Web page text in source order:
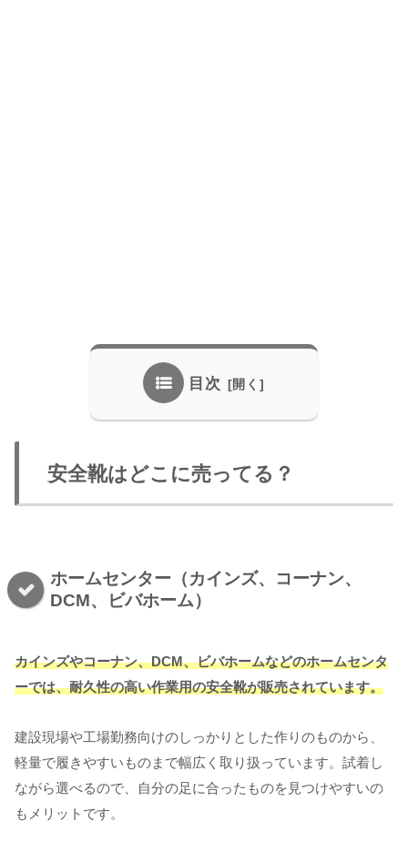
目次
安全靴はどこに売ってる？
ホームセンター（カインズ、コーナン、
DCM、ビバホーム）
カインズやコーナン、DCM、ビバホームなどのホームセンタ
ーでは、耐久性の高い作業用の安全靴が販売されています。
建設現場や工場勤務向けのしっかりとした作りのものから、
軽量で履きやすいものまで幅広く取り扱っています。試着し
ながら選べるので、自分の足に合ったものを見つけやすいの
もメリットです。